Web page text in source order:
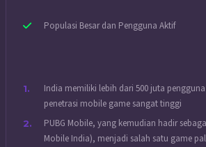
Populasi Besar dan Pengguna Aktif
India memiliki lebih dari 500 juta
penetrasi mobile game sangat tinggi
PUBG Mobile, yang kemudian hadir
Mobile India), menjadi salah satu game